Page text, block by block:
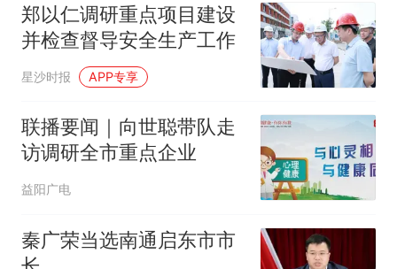
郑以仁调研重点项目建设
并检查督导安全生产工作
星沙时报 APP专享
联播要闻｜向世聪带队走
访调研全市重点企业
益阳广电
秦广荣当选南通启东市市